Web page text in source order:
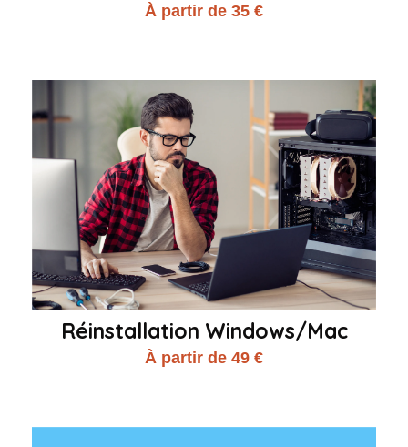
À partir de 35 €
Réinstallation Windows/Mac
À partir de 49 €